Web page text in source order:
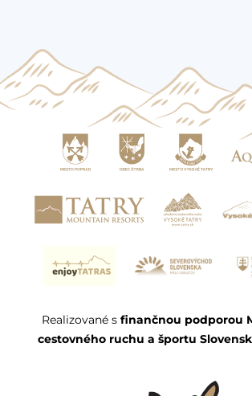
Realizované s finančnou podporou
cestovného ruchu a športu